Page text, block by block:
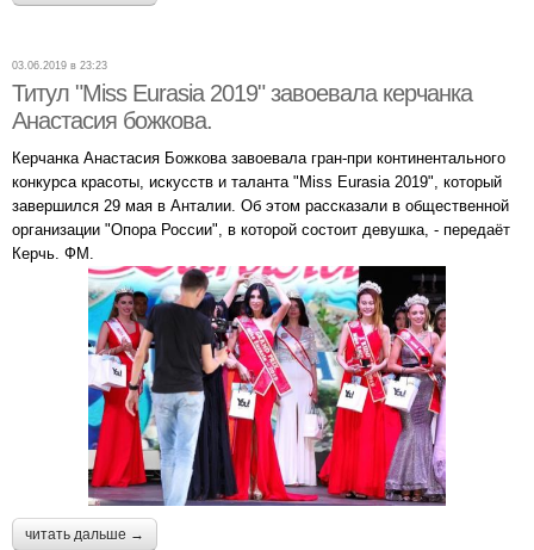
03.06.2019 в 23:23
Титул "Miss Eurasia 2019" завоевала керчанка
Анастасия божкова.
Керчанка Анастасия Божкова завоевала гран-при континентального
конкурса красоты, искусств и таланта "Miss Eurasia 2019", который
завершился 29 мая в Анталии. Об этом рассказали в общественной
организации "Опора России", в которой состоит девушка, - передаёт
Керчь. ФМ.
читать дальше →